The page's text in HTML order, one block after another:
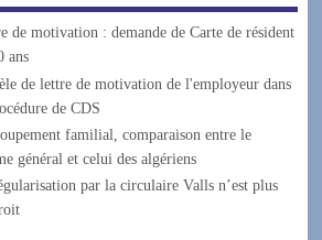
de motivation : demande de Carte de résident
ans
de lettre de motivation de l'employeur dans
de CDS
familial, comparaison entre le
général et celui des algériens
par la circulaire Valls n’est plus